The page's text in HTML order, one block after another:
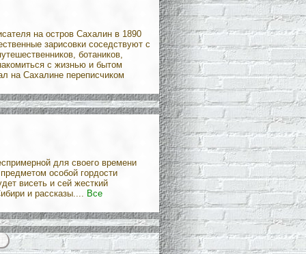
на остров Сахалин в 1890
зарисовки соседствуют с
ботаников,
с жизнью и бытом
на Сахалине переписчиком
для своего времени
особой гордости
висеть и сей жесткий
и рассказы.... Все